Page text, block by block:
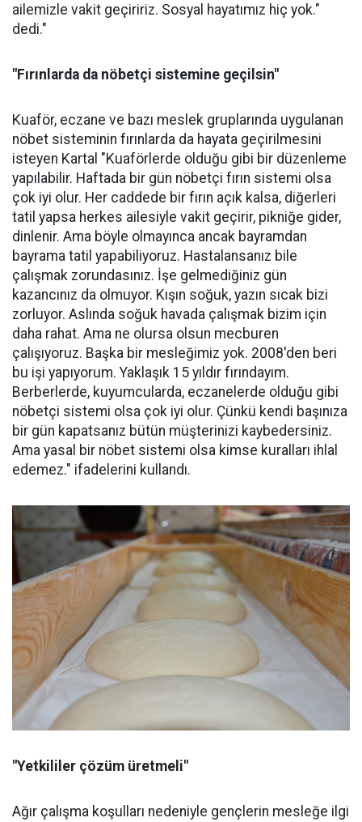
ailemizle vakit geçiririz. Sosyal hayatımız hiç yok."
dedi."
"Fırınlarda da nöbetçi sistemine geçilsin"
Kuaför, eczane ve bazı meslek gruplarında uygulanan
nöbet sisteminin fırınlarda da hayata geçirilmesini
isteyen Kartal "Kuaförlerde olduğu gibi bir düzenleme
yapılabilir. Haftada bir gün nöbetçi fırın sistemi olsa
çok iyi olur. Her caddede bir fırın açık kalsa, diğerleri
tatil yapsa herkes ailesiyle vakit geçirir, pikniğe gider,
dinlenir. Ama böyle olmayınca ancak bayramdan
bayrama tatil yapabiliyoruz. Hastalansanız bile
çalışmak zorundasınız. İşe gelmediğiniz gün
kazancınız da olmuyor. Kışın soğuk, yazın sıcak bizi
zorluyor. Aslında soğuk havada çalışmak bizim için
daha rahat. Ama ne olursa olsun mecburen
çalışıyoruz. Başka bir mesleğimiz yok. 2008'den beri
bu işi yapıyorum. Yaklaşık 15 yıldır fırındayım.
Berberlerde, kuyumcularda, eczanelerde olduğu gibi
nöbetçi sistemi olsa çok iyi olur. Çünkü kendi başınıza
bir gün kapatsanız bütün müşterinizi kaybedersiniz.
Ama yasal bir nöbet sistemi olsa kimse kuralları ihlal
edemez." ifadelerini kullandı.
"Yetkililer çözüm üretmeli"
Ağır çalışma koşulları nedeniyle gençlerin mesleğe ilgi